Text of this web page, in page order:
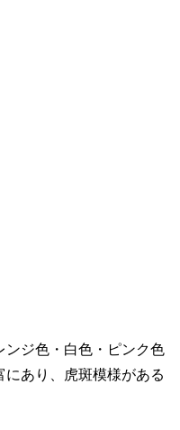
ンジ色・白色・ピンク色
あり、虎斑模様がある